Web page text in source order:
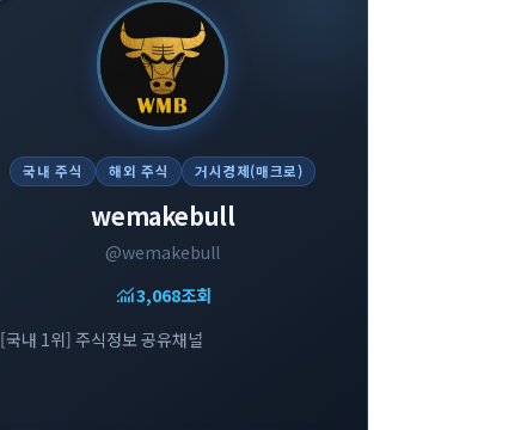
국내 주식 해외 주식 거시경제(매크로)
wemakebull
@wemakebull
monitoring3,068조회
[국내 1위] 주식정보 공유채널